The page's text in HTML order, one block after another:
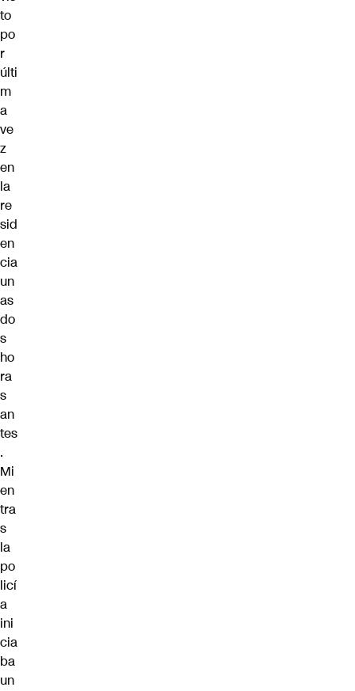
to
po
r
últi
m
a
ve
z
en
la
re
sid
en
cia
un
as
do
s
ho
ra
s
an
tes
.
Mi
en
tra
s
la
po
licí
a
ini
cia
ba
un